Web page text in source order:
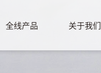
全线产品 关于我们